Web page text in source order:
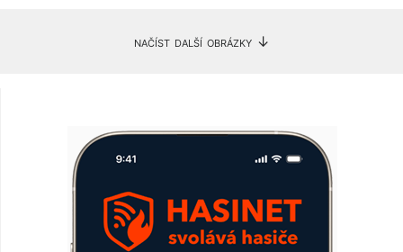
načíst další obrázky ↓